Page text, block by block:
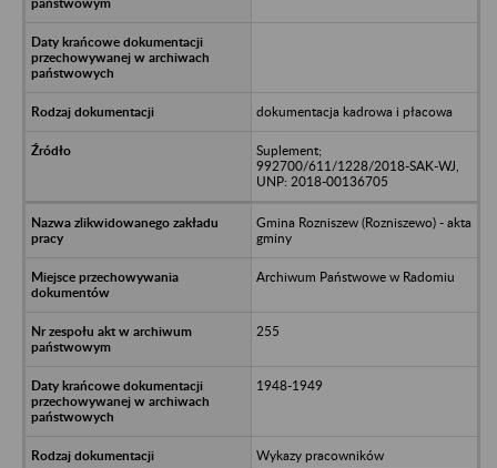
dokumentacja kadrowa i płacowa
Suplement;
992700/611/1228/2018-SAK-WJ,
UNP: 2018-00136705
Gmina Rozniszew (Rozniszewo) - akta
gminy
Archiwum Państwowe w Radomiu
255
1948-1949
Wykazy pracowników